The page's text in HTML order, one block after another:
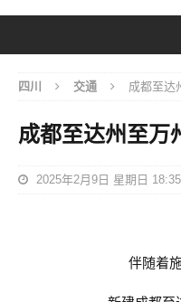
四川 交通 成都至达
成都至达州至万
2025年2月9日 星期日 18:35
伴随着